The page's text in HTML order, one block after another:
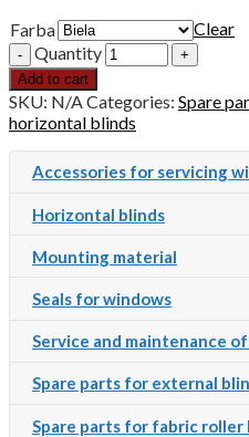
Farba
Clear
Quantity
Add to cart
SKU: N/ACategories: Spare
horizontal blinds
Accessories for servicing
Horizontal blinds
Mounting material
Seals for windows
Service and maintenance
Spare parts for external
Spare parts for fabric roller